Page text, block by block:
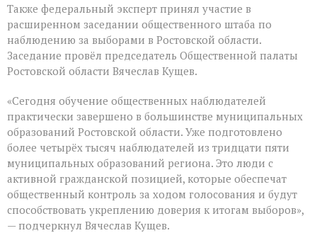
Также федеральный эксперт принял участие в
расширенном заседании общественного штаба по
наблюдению за выборами в Ростовской области.
Заседание провёл председатель Общественной палаты
Ростовской области Вячеслав Кущев.
«Сегодня обучение общественных наблюдателей
практически завершено в большинстве муниципальных
образований Ростовской области. Уже подготовлено
более четырёх тысяч наблюдателей из тридцати пяти
муниципальных образований региона. Это люди с
активной гражданской позицией, которые обеспечат
общественный контроль за ходом голосования и будут
способствовать укреплению доверия к итогам выборов»,
— подчеркнул Вячеслав Кущев.